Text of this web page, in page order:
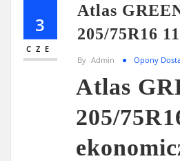
3
CZE
Atlas
205/75R16
By Admin Opony
Atlas
205/